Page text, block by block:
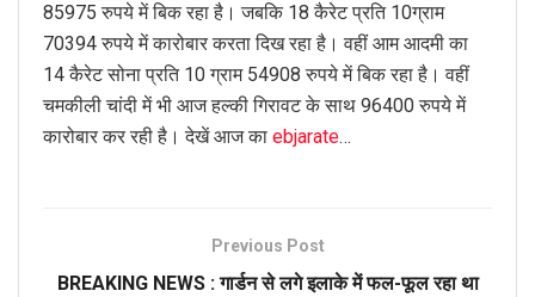
85975 रुपये में बिक रहा है। जबकि 18 कैरेट प्रति 10ग्राम
70394 रुपये में कारोबार करता दिख रहा है। वहीं आम आदमी का
14 कैरेट सोना प्रति 10 ग्राम 54908 रुपये में बिक रहा है। वहीं
चमकीली चांदी में भी आज हल्की गिरावट के साथ 96400 रुपये में
कारोबार कर रही है। देखें आज का ebjarate…
Previous Post
BREAKING NEWS : गार्डन से लगे इलाके में फल-फूल रहा था